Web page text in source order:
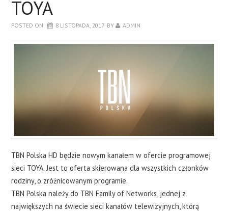
TOYA
POSTED ON 8 LISTOPADA, 2017 BY ADMIN
TBN Polska HD będzie nowym kanałem w ofercie programowej
sieci TOYA. Jest to oferta skierowana dla wszystkich członków
rodziny, o zróżnicowanym programie.
TBN Polska należy do TBN Family of Networks, jednej z
największych na świecie sieci kanałów telewizyjnych, którą